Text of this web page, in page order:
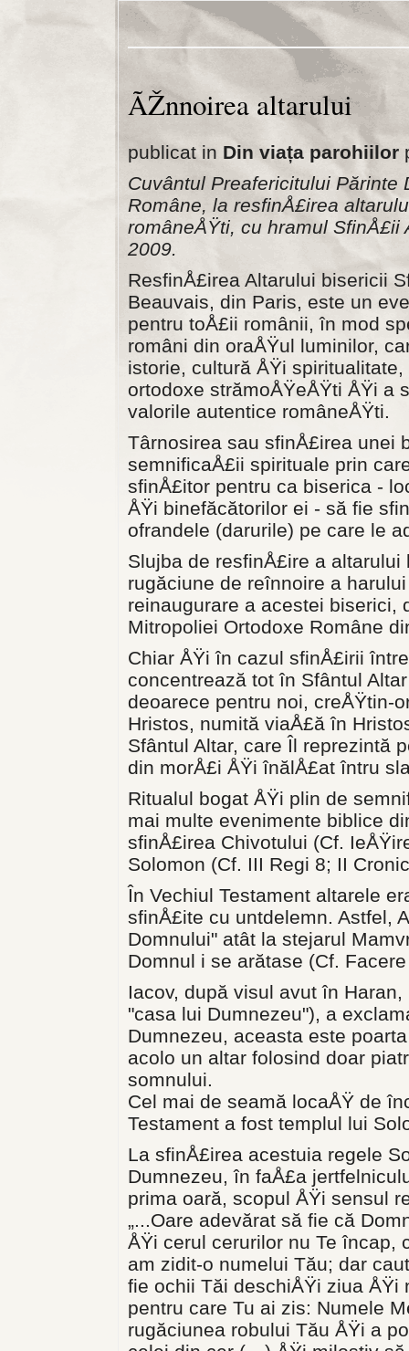
ÃŽnnoirea altarului
publicat in Din viața parohiilor
Cuvântul Preafericitului Părinte
Române, la resfinÅ£irea
româneÅŸti, cu hramul
2009.
ResfinÅ£irea Altarului bisericii
Beauvais, din Paris, este un
pentru toÅ£ii românii, în mod
români din oraÅŸul luminilor,
istorie, cultură ÅŸi
ortodoxe strămoÅŸeÅŸti ÅŸi a
valorile autentice româneÅŸti.
Târnosirea sau sfinÅ£irea unei
semnificaÅ£ii spirituale prin
sfinÅ£itor pentru ca biserica -
ÅŸi binefăcătorilor ei - să fie
ofrandele (darurile) pe care le
Slujba de resfinÅ£ire a
rugăciune de reînnoire a
reinaugurare a acestei biserici,
Mitropoliei Ortodoxe Române
Chiar ÅŸi în cazul sfinÅ£irii
concentrează tot în Sfântul
deoarece pentru noi, creÅŸtin-
Hristos, numită viaÅ£ă în
Sfântul Altar, care Îl reprezintă
din morÅ£i ÅŸi înălÅ£at întru
Ritualul bogat ÅŸi plin de
mai multe evenimente biblice
sfinÅ£irea Chivotului (Cf.
Solomon (Cf. III Regi 8; II
În Vechiul Testament altarele
sfinÅ£ite cu untdelemn. Astfel,
Domnului" atât la stejarul
Domnul i se arătase (Cf.
Iacov, după visul avut în
"casa lui Dumnezeu"), a
Dumnezeu, aceasta este
acolo un altar folosind doar
somnului.
Cel mai de seamă locaÅŸ de
Testament a fost templul lui
La sfinÅ£irea acestuia regele
Dumnezeu, în faÅ£a
prima oară, scopul ÅŸi sensul
„...Oare adevărat să fie că
ÅŸi cerul cerurilor nu Te încap,
am zidit-o numelui Tău; dar
fie ochii Tăi deschiÅŸi ziua
pentru care Tu ai zis: Numele
rugăciunea robului Tău ÅŸi a